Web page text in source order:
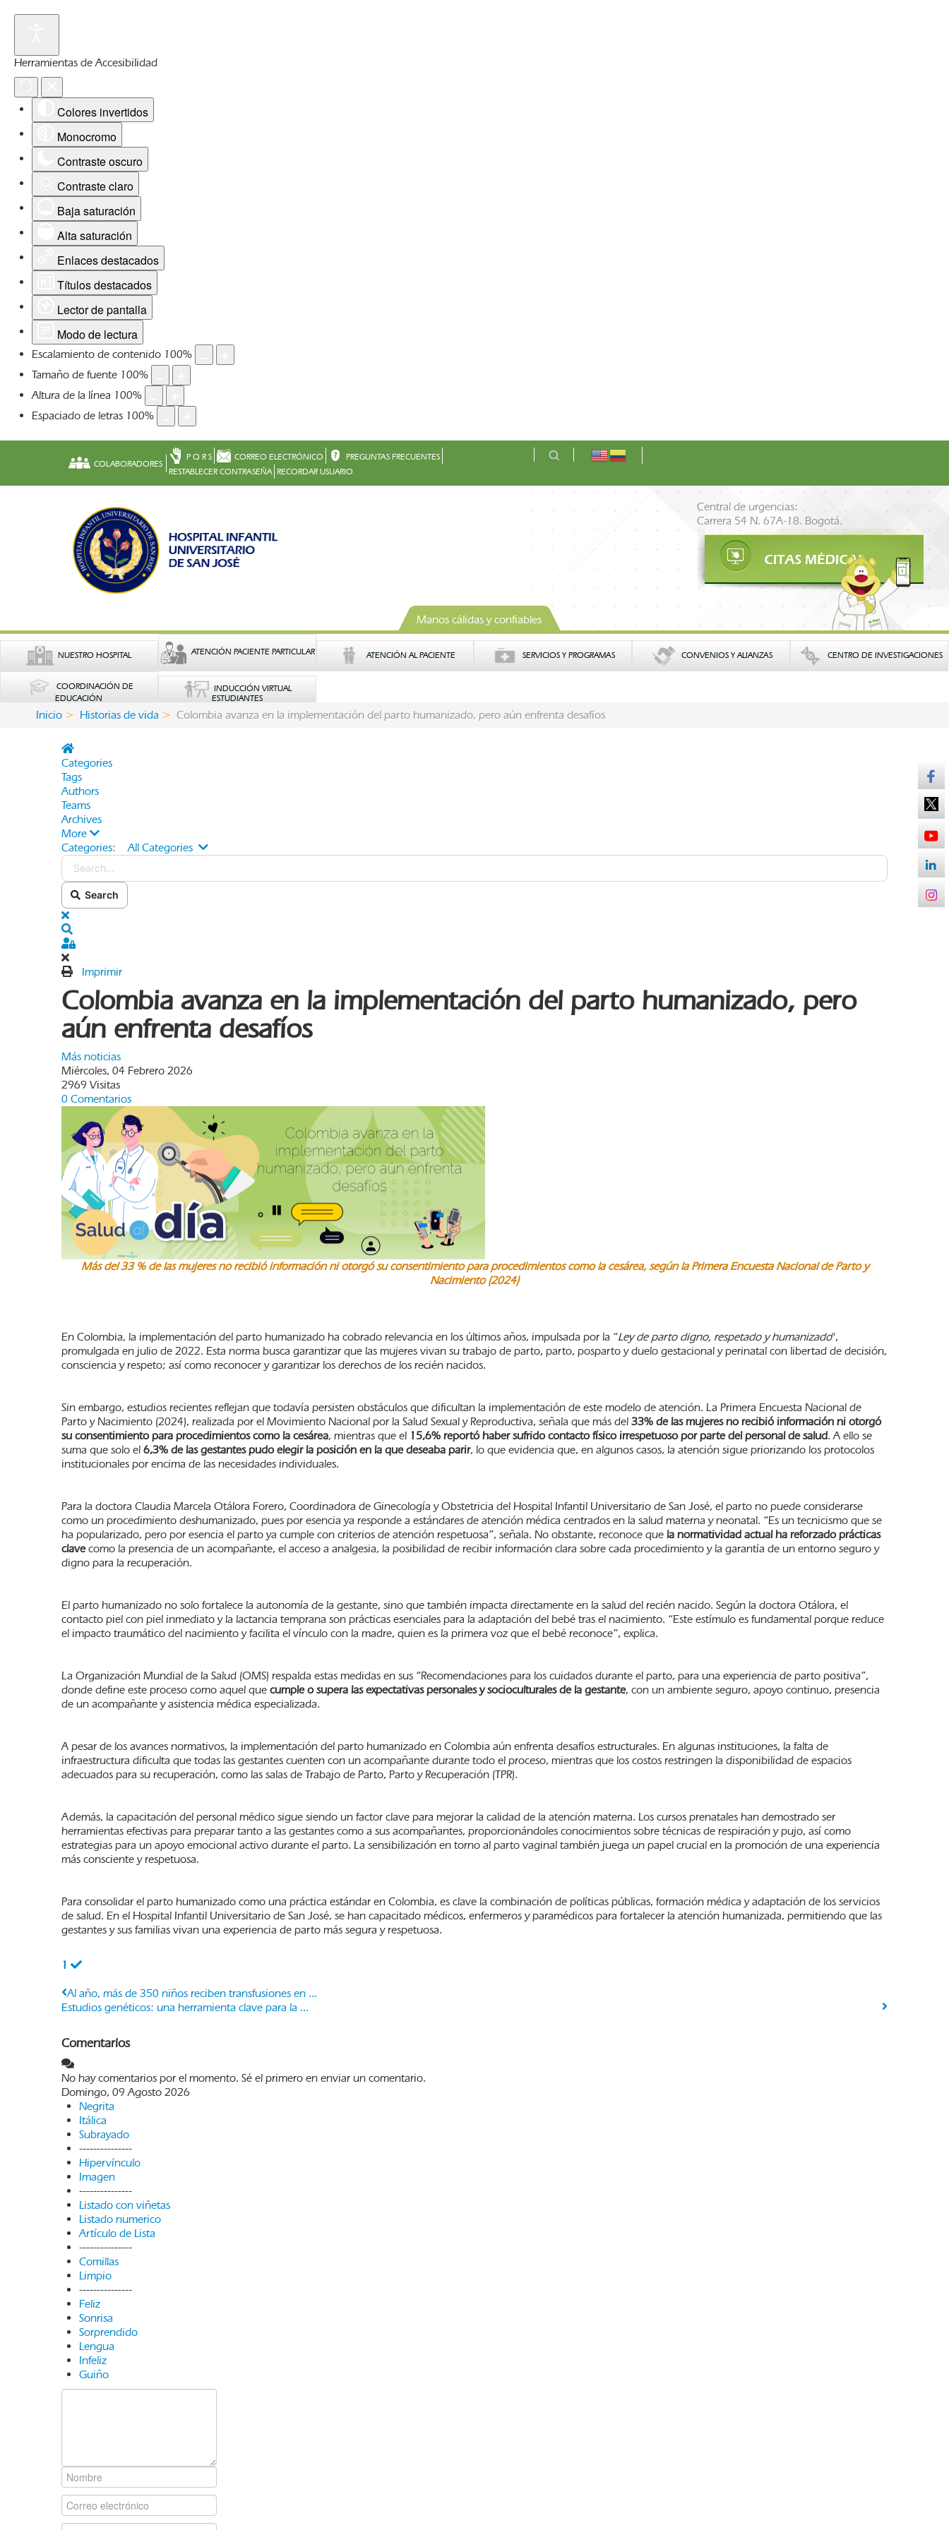
Herramientas de Accesibilidad
Colores invertidos
Monocromo
Contraste oscuro
Contraste claro
Baja saturación
Alta saturación
Enlaces destacados
Títulos destacados
Lector de pantalla
Modo de lectura
Escalamiento de contenido 100%
Tamaño de fuente 100%
Altura de la línea 100%
Espaciado de letras 100%
COLABORADORES
P Q R S CORREO ELECTRÓNICO
PREGUNTAS FRECUENTES
RESTABLECER CONTRASEÑA RECORDAR USUARIO
Central de urgencias:
Carrera 54 N. 67A-18. Bogotá.
Manos cálidas y confiables
NUESTRO HOSPITAL ATENCIÓN PACIENTE PARTICULAR ATENCIÓN AL PACIENTE SERVICIOS Y PROGRAMAS CONVENIOS Y ALIANZAS CENTRO DE INVESTIGACIONES
COORDINACIÓN DE
EDUCACIÓN
INDUCCIÓN VIRTUAL
ESTUDIANTES
Inicio Historias de vida Colombia avanza en la implementación del parto humanizado, pero aún enfrenta desafíos
Home
Categories
Tags
Authors
Teams
Archives
More
Categories:
All Categories
Search...
Search
x
Sign In
Imprimir
Colombia avanza en la implementación del parto humanizado, pero
aún enfrenta desafíos
Más noticias
Miércoles, 04 Febrero 2026
2969 Visitas
0 Comentarios
Más del 33 % de las mujeres no recibió información ni otorgó su consentimiento para procedimientos como la cesárea, según la Primera Encuesta Nacional de Parto y
Nacimiento (2024)
En Colombia, la implementación del parto humanizado ha cobrado relevancia en los últimos años, impulsada por la “Ley de parto digno, respetado y humanizado",
promulgada en julio de 2022. Esta norma busca garantizar que las mujeres vivan su trabajo de parto, parto, posparto y duelo gestacional y perinatal con libertad de decisión,
consciencia y respeto; así como reconocer y garantizar los derechos de los recién nacidos.
Sin embargo, estudios recientes reflejan que todavía persisten obstáculos que dificultan la implementación de este modelo de atención. La Primera Encuesta Nacional de
Parto y Nacimiento (2024), realizada por el Movimiento Nacional por la Salud Sexual y Reproductiva, señala que más del 33% de las mujeres no recibió información ni otorgó
su consentimiento para procedimientos como la cesárea, mientras que el 15,6% reportó haber sufrido contacto físico irrespetuoso por parte del personal de salud. A ello se
suma que solo el 6,3% de las gestantes pudo elegir la posición en la que deseaba parir, lo que evidencia que, en algunos casos, la atención sigue priorizando los protocolos
institucionales por encima de las necesidades individuales.
Para la doctora Claudia Marcela Otálora Forero, Coordinadora de Ginecología y Obstetricia del Hospital Infantil Universitario de San José, el parto no puede considerarse
como un procedimiento deshumanizado, pues por esencia ya responde a estándares de atención médica centrados en la salud materna y neonatal. “Es un tecnicismo que se
ha popularizado, pero por esencia el parto ya cumple con criterios de atención respetuosa”, señala. No obstante, reconoce que la normatividad actual ha reforzado prácticas
clavecomo la presencia de un acompañante, el acceso a analgesia, la posibilidad de recibir información clara sobre cada procedimiento y la garantía de un entorno seguro y
digno para la recuperación.
El parto humanizado no solo fortalece la autonomía de la gestante, sino que también impacta directamente en la salud del recién nacido. Según la doctora Otálora, el
contacto piel con piel inmediato y la lactancia temprana son prácticas esenciales para la adaptación del bebé tras el nacimiento. “Este estímulo es fundamental porque reduce
el impacto traumático del nacimiento y facilita el vínculo con la madre, quien es la primera voz que el bebé reconoce”, explica.
La Organización Mundial de la Salud (OMS) respalda estas medidas en sus “Recomendaciones para los cuidados durante el parto, para una experiencia de parto positiva”,
donde define este proceso como aquel que cumple o supera las expectativas personales y socioculturales de la gestante, con un ambiente seguro, apoyo continuo, presencia
de un acompañante y asistencia médica especializada.
A pesar de los avances normativos, la implementación del parto humanizado en Colombia aún enfrenta desafíos estructurales. En algunas instituciones, la falta de
infraestructura dificulta que todas las gestantes cuenten con un acompañante durante todo el proceso, mientras que los costos restringen la disponibilidad de espacios
adecuados para su recuperación, como las salas de Trabajo de Parto, Parto y Recuperación (TPR).
Además, la capacitación del personal médico sigue siendo un factor clave para mejorar la calidad de la atención materna. Los cursos prenatales han demostrado ser
herramientas efectivas para preparar tanto a las gestantes como a sus acompañantes, proporcionándoles conocimientos sobre técnicas de respiración y pujo, así como
estrategias para un apoyo emocional activo durante el parto. La sensibilización en torno al parto vaginal también juega un papel crucial en la promoción de una experiencia
más consciente y respetuosa.
Para consolidar el parto humanizado como una práctica estándar en Colombia, es clave la combinación de políticas públicas, formación médica y adaptación de los servicios
de salud. En el Hospital Infantil Universitario de San José, se han capacitado médicos, enfermeros y paramédicos para fortalecer la atención humanizada, permitiendo que las
gestantes y sus familias vivan una experiencia de parto más segura y respetuosa.
1
Al año, más de 350 niños reciben transfusiones en ...
Estudios genéticos: una herramienta clave para la ...
Comentarios
No hay comentarios por el momento. Sé el primero en enviar un comentario.
Domingo, 09 Agosto 2026
Negrita
Itálica
Subrayado
---------------
Hipervínculo
Imagen
---------------
Listado con viñetas
Listado numerico
Artículo de Lista
---------------
Comillas
Limpio
---------------
Feliz
Sonrisa
Sorprendido
Lengua
Infeliz
Guiño